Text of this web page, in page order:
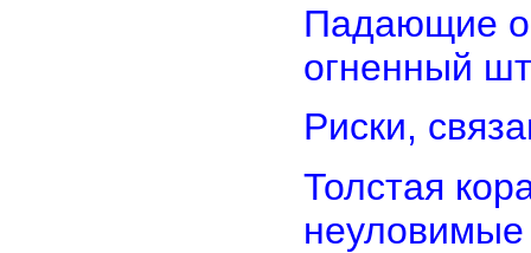
Падающие
огненный
Риски,
Толстая